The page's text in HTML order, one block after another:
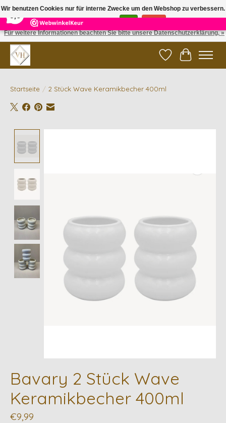
5 Reviews ×
✓ Gratis verzending vanaf €200 | ✓ 14 dagen retourneren
Wunschzettel
Ihr
Startseite / 2 Stück Wave Keramikbecher 400ml
Bavary 2 Stück Wave
Keramikbecher 400ml
€9,99
Wir benutzen Cookies nur für interne Zwecke um den Webshop zu verbessern.
Ist das in Ordnung?
Für weitere Informationen beachten Sie bitte unsere Datenschutzerklärung. »